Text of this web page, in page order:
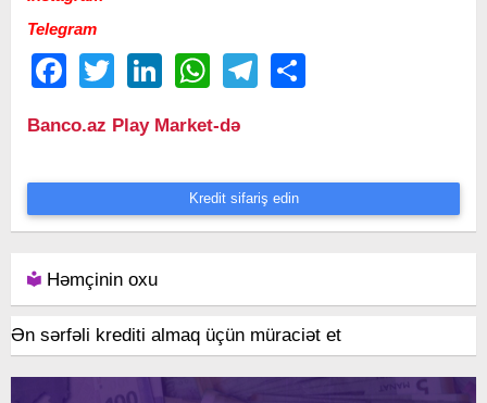
Telegram
FacebookTwitter LinkedIn WhatsAppTelegram
Banco.az Play Market-də
Kredit sifariş edin
Həmçinin oxu
Ən sərfəli krediti almaq üçün müraciət et